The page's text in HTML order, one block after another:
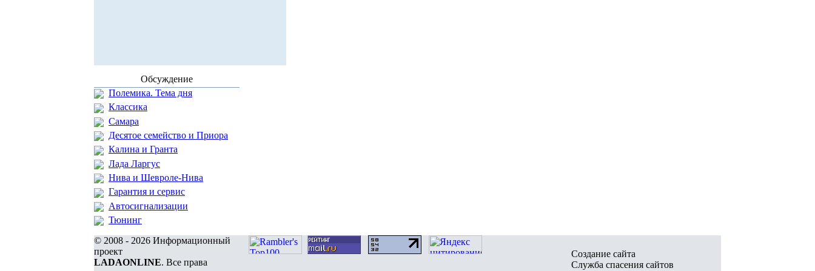
Обсуждение
Полемика. Тема дня
Классика
Самара
Десятое семейство и Приора
Калина и Гранта
Лада Ларгус
Нива и Шевроле-Нива
Гарантия и сервис
Автосигнализации
Тюнинг
© 2008 - 2026 Информационный
проект
LADAONLINE. Все права
Создание сайта
Служба спасения сайтов